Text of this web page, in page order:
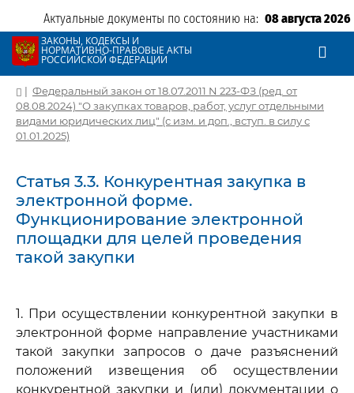
Актуальные документы по состоянию на: 08 августа 2026
ЗАКОНЫ, КОДЕКСЫ И
НОРМАТИВНО-ПРАВОВЫЕ АКТЫ
РОССИЙСКОЙ ФЕДЕРАЦИИ
| Федеральный закон от 18.07.2011 N 223-ФЗ (ред. от
08.08.2024) "О закупках товаров, работ, услуг отдельными
видами юридических лиц" (с изм. и доп., вступ. в силу с
01.01.2025)
Статья 3.3. Конкурентная закупка в
электронной форме.
Функционирование электронной
площадки для целей проведения
такой закупки
1. При осуществлении конкурентной закупки в
электронной форме направление участниками
такой закупки запросов о даче разъяснений
положений извещения об осуществлении
конкурентной закупки и (или) документации о